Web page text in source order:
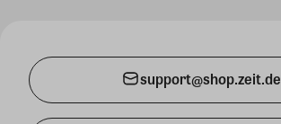
support@shop.zeit.de